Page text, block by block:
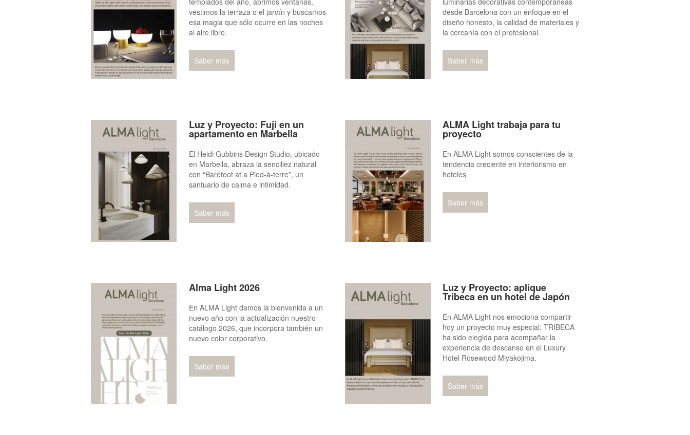
vestimos la terraza o el jardín y buscamos
esa magia que sólo ocurre en las noches
al aire libre.
Saber más
desde Barcelona con un enfoque en el
diseño honesto, la calidad de materiales y
la cercanía con el profesional.
Saber más
Luz y Proyecto: Fuji en un
apartamento en Marbella
El Heidi Gubbins Design Studio, ubicado
en Marbella, abraza la sencillez natural
con “Barefoot at a Pied-à-terre”, un
santuario de calma e intimidad.
Saber más
ALMA Light trabaja para tu
proyecto
En ALMA Light somos conscientes de la
tendencia creciente en interiorismo en
hoteles
Saber más
Alma Light 2026
En ALMA Light damos la bienvenida a un
nuevo año con la actualización nuestro
catálogo 2026, que incorpora también un
nuevo color corporativo.
Saber más
Luz y Proyecto: aplique
Tribeca en un hotel de Japón
En ALMA Light nos emociona compartir
hoy un proyecto muy especial: TRIBECA
ha sido elegida para acompañar la
experiencia de descanso en el Luxury
Hotel Rosewood Miyakojima.
Saber más